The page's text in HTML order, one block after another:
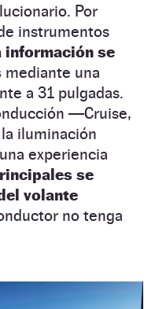
Por
instrumentos
información se
mediante una
a 31 pulgadas.
—Cruise,
iluminación
experiencia
se
volante
no tenga